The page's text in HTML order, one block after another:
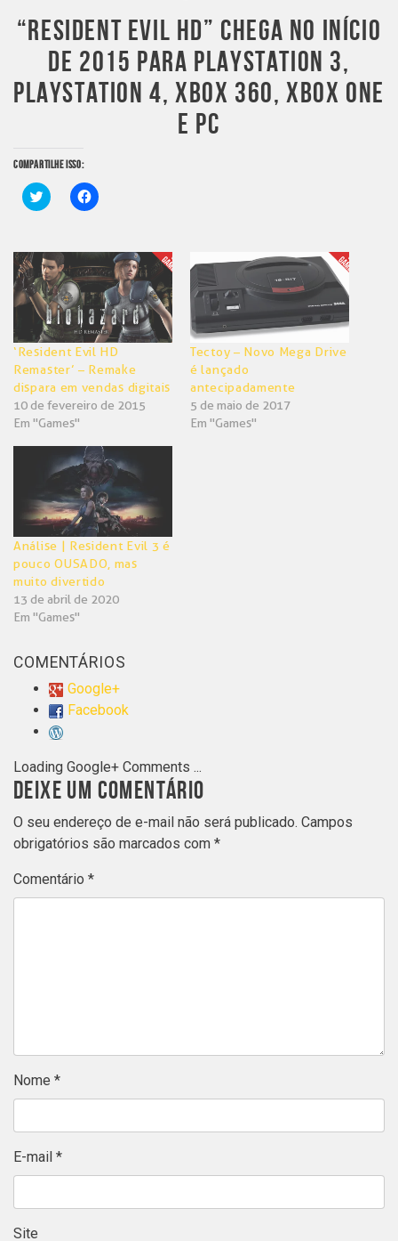
“RESIDENT EVIL HD” CHEGA NO INÍCIO
DE 2015 PARA PLAYSTATION 3,
PLAYSTATION 4, XBOX 360, XBOX ONE
E PC
COMPARTILHE ISSO:
Clique
para
em
nova
janela)
Clique
para
em
nova
janela)
‘Resident Evil HD
Remaster’ – Remake
dispara em vendas digitais
10 de fevereiro de 2015
Em "Games"
Tectoy – Novo Mega Drive
é lançado
antecipadamente
5 de maio de 2017
Em "Games"
Análise | Resident Evil 3 é
pouco OUSADO, mas
muito divertido
13 de abril de 2020
Em "Games"
COMENTÁRIOS
Google+
Facebook
Loading Google+ Comments ...
DEIXE UM COMENTÁRIO
O seu endereço de e-mail não será publicado. Campos
obrigatórios são marcados com *
Comentário *
Nome *
E-mail *
Site